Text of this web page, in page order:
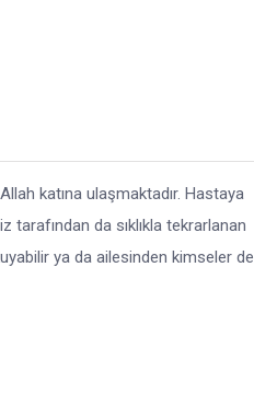
katına ulaşmaktadır. Hastaya
da sıklıkla tekrarlanan
ya da ailesinden kimseler de